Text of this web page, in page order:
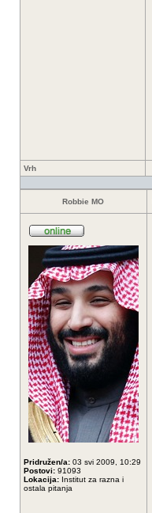
Vrh
Robbie MO
Pridružen/a: 03 svi 2009, 10:29
Postovi: 91093
Lokacija: Institut za razna i
ostala pitanja